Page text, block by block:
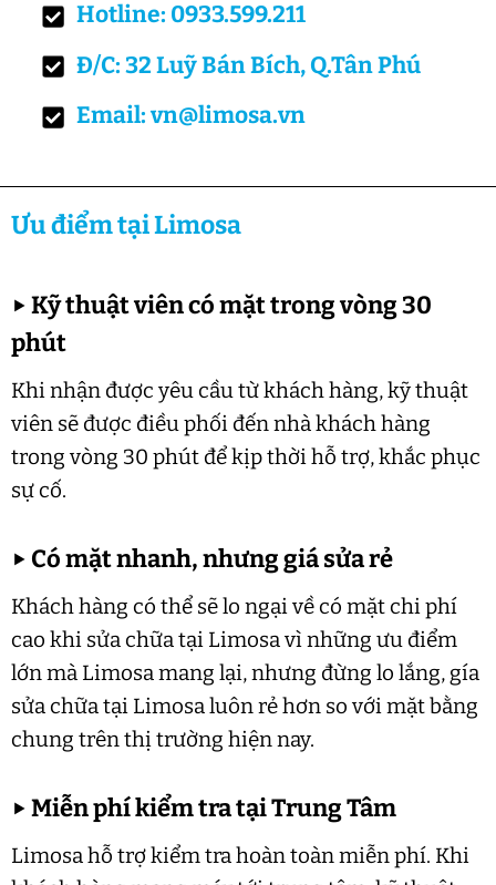
Hotline: 0933.599.211
Đ/C: 32 Luỹ Bán Bích, Q.Tân Phú
Email: vn@limosa.vn
Ưu điểm tại Limosa
▶Kỹ thuật viên có mặt trong vòng 30
phút
Khi nhận được yêu cầu từ khách hàng, kỹ thuật
viên sẽ được điều phối đến nhà khách hàng
trong vòng 30 phút để kịp thời hỗ trợ, khắc phục
sự cố.
▶ Có mặt nhanh, nhưng giá sửa rẻ
Khách hàng có thể sẽ lo ngại về có mặt chi phí
cao khi sửa chữa tại Limosa vì những ưu điểm
lớn mà Limosa mang lại, nhưng đừng lo lắng, gía
sửa chữa tại Limosa luôn rẻ hơn so với mặt bằng
chung trên thị trường hiện nay.
▶Miễn phí kiểm tra tại Trung Tâm
Limosa hỗ trợ kiểm tra hoàn toàn miễn phí. Khi